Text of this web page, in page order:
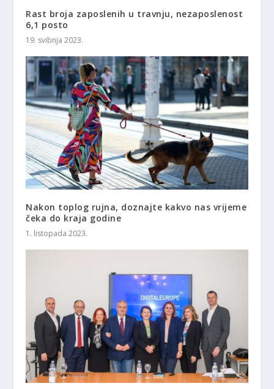
Rast broja zaposlenih u travnju, nezaposlenost
6,1 posto
19. svibnja 2023.
Nakon toplog rujna, doznajte kakvo nas vrijeme
čeka do kraja godine
1. listopada 2023.